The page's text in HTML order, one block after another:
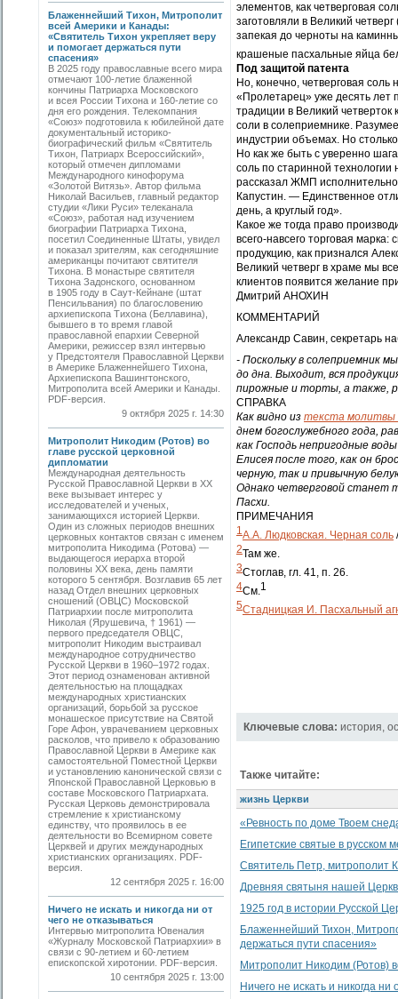
Блаженнейший Тихон, Митрополит
всей Америки и Канады:
«Святитель Тихон укрепляет веру
и помогает держаться пути
спасения»
В 2025 году православные всего мира
отмечают 100-летие блаженной
кончины Патриарха Московского
и всея России Тихона и 160-летие со
дня его рождения. Телекомпания
«Союз» подготовила к юбилейной дате
документальный историко-
биографический фильм «Святитель
Тихон, Патриарх Всероссийский»,
который отмечен дипломами
Международного кинофорума
«Золотой Витязь». Автор фильма
Николай Васильев, главный редактор
студии «Лики Руси» телеканала
«Союз», работая над изучением
биографии Патриарха Тихона,
посетил Соединенные Штаты, увидел
и показал зрителям, как сегодняшние
американцы почитают святителя
Тихона. В монастыре святителя
Тихона Задонского, основанном
в 1905 году в Саут-Кейнане (штат
Пенсильвания) по благословению
архиепископа Тихона (Беллавина),
бывшего в то время главой
православной епархии Северной
Америки, режиссер взял интервью
у Предстоятеля Православной Церкви
в Америке Блаженнейшего Тихона,
Архиепископа Вашингтонского,
Митрополита всей Америки и Канады.
PDF-версия.
9 октября 2025 г. 14:30
Митрополит Никодим (Ротов) во
главе русской церковной
дипломатии
Международная деятельность
Русской Православной Церкви в ХХ
веке вызывает интерес у
исследователей и ученых,
занимающихся историей Церкви.
Один из сложных периодов внешних
церковных контактов связан с именем
митрополита Никодима (Ротова) —
выдающегося иерарха второй
половины ХХ века, день памяти
которого 5 сентября. Возглавив 65 лет
назад Отдел внешних церковных
сношений (ОВЦС) Московской
Патриархии после митрополита
Николая (Ярушевича, † 1961) —
первого председателя ОВЦС,
митрополит Никодим выстраивал
международное сотрудничество
Русской Церкви в 1960–1972 годах.
Этот период ознаменован активной
деятельностью на площадках
международных христианских
организаций, борьбой за русское
монашеское присутствие на Святой
Горе Афон, уврачеванием церковных
расколов, что привело к образованию
Православной Церкви в Америке как
самостоятельной Поместной Церкви
и установлению канонической связи с
Японской Православной Церковью в
составе Московского Патриархата.
Русская Церковь демонстрировала
стремление к христианскому
единству, что проявилось в ее
деятельности во Всемирном совете
Церквей и других международных
христианских организациях. PDF-
версия.
12 сентября 2025 г. 16:00
Ничего не искать и никогда ни от
чего не отказываться
Интервью митрополита Ювеналия
«Журналу Московской Патриархии» в
связи с 90-летием и 60-летием
епископской хиротонии. PDF-версия.
10 сентября 2025 г. 13:00
элементов, как четверговая
заготовляли в Великий
запекая до черноты на
крашеные пасхальные яйца
Под защитой патента
Но, конечно, четверговая
«Пролетарец» уже десять лет
традиции в Великий четверток
соли в солеприемнике.
индустрии объемах. Но
Но как же быть с уверенно
соль по старинной
рассказал ЖМП
Капустин. — Единственное
день, а круглый год».
Какое же тогда право
всего-навсего торговая
продукцию, как признался
Великий четверг в храме мы
клиентов появится желание
Дмитрий АНОХИН
КОММЕНТАРИЙ
Александр Савин, секретарь
- Поскольку в солеприемник
до дна. Выходит, вся
пирожные и торты, а также,
СПРАВКА
Как видно из текста молитвы
днем богослужебного года,
как Господь непригодные
Елисея после того, как он
черную, так и привычную
Однако четверговой станет
Пасхи.
ПРИМЕЧАНИЯ
1А.А. Людковская. Черная соль
2Там же.
3Стоглав, гл. 41, п. 26.
4См.1
5Стадницкая И. Пасхальный
Ключевые слова: история,
Также читайте:
жизнь Церкви
«Ревность по доме Твоем
Египетские святые в русском
Святитель Петр, митрополит
Древняя святыня нашей
1925 год в истории Русской
Блаженнейший Тихон,
держаться пути спасения»
Митрополит Никодим (Ротов)
Ничего не искать и никогда ни